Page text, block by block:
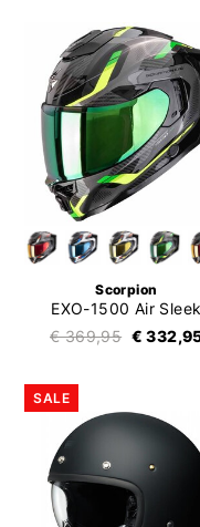
Scorpion
EXO-1500 Air Sleek
€ 369,95 €
SALE